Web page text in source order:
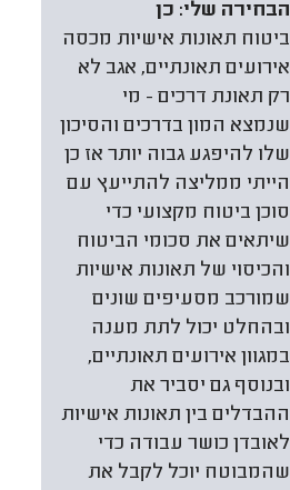
הבחירה שלי: כן
ביטוח תאונות אישיות מכסה
אירועים תאונתיים, אגב לא
רק תאונת דרכים - מי
שנמצא המון בדרכים והסיכון
שלו להיפגע גבוה יותר אז כן
הייתי ממליצה להתייעץ עם
סוכן ביטוח מקצועי כדי
שיתאים את סכומי הביטוח
והכיסוי של תאונות אישיות
שמורכב מסעיפים שונים
ובהחלט יכול לתת מענה
במגוון אירועים תאונתיים,
ובנוסף גם יסביר את
ההבדלים בין תאונות אישיות
לאובדן כושר עבודה כדי
שהמבוטח יוכל לקבל את